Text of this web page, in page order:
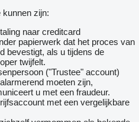
zijn:
naar creditcard
papierwerk dat het proces van
bevestigt, als u tijdens de
twijfelt.
("Trustee" account)
moeten zijn,
u met een fraudeur.
met een vergelijkbare